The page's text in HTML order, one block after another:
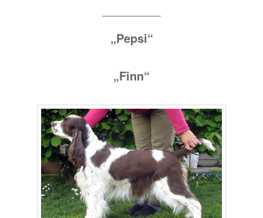
„Pepsi“
„Finn“